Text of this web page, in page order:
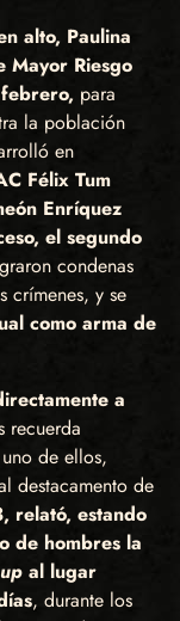
alto, Paulina
Mayor Riesgo
para
la población
en
Félix Tum
Enríquez
el segundo
condenas
crímenes, y se
como arma de
a
recuerda
de ellos,
destacamento de
relató, estando
de hombres la
al lugar
, durante los